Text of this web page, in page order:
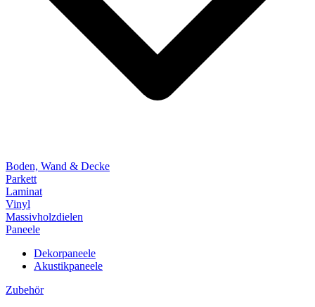
Boden, Wand & Decke
Parkett
Laminat
Vinyl
Massivholzdielen
Paneele
Dekorpaneele
Akustikpaneele
Zubehör